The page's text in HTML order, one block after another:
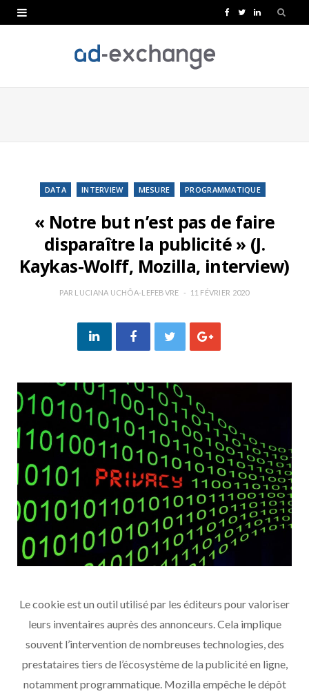
e
k
T
t
L
k
n
DATA INTERVIEW MESURE PROGRAMMATIQUE
« Notre but n’est pas de faire
disparaître la publicité » (J.
Kaykas-Wolff, Mozilla, interview)
PAR LUCIANA UCHÔA-LEFEBVRE 11 FÉVRIER 2020
Le cookie est un outil utilisé par les éditeurs pour valoriser
leurs inventaires auprès des annonceurs. Cela implique
souvent l’intervention de nombreuses technologies, des
prestataires tiers de l’écosystème de la publicité en ligne,
notamment programmatique. Mozilla empêche le dépôt